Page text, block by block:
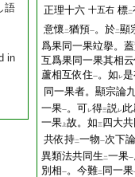
語
in
正理十六 十五右 標二
意懷 二猶預一。於二顯
爲果同一果竝擧。
互爲果同一果其相
蘆相互依住一。如 レ
同一果者。顯宗論
一果一。可レ得三説レ此
一果 上故。如三四大
共依持二一物一次下論
異類法共同生 二一果一
別相一。今難二 同一果